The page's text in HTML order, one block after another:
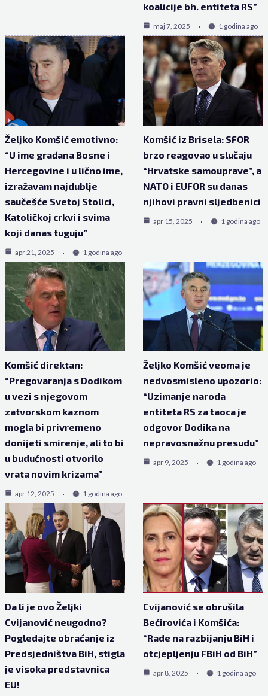
koalicije bh. entiteta RS”
maj 7, 2025 1 godina ago
Željko Komšić emotivno:
“U ime građana Bosne i
Hercegovine i u lično ime,
izražavam najdublje
saučešće Svetoj Stolici,
Katoličkoj crkvi i svima
koji danas tuguju”
apr 21, 2025 1 godina ago
Komšić iz Brisela: SFOR
brzo reagovao u slučaju
“Hrvatske samouprave”, a
NATO i EUFOR su danas
njihovi pravni sljedbenici
apr 15, 2025 1 godina ago
Komšić direktan:
“Pregovaranja s Dodikom
u vezi s njegovom
zatvorskom kaznom
mogla bi privremeno
donijeti smirenje, ali to bi
u budućnosti otvorilo
vrata novim krizama”
apr 12, 2025 1 godina ago
Željko Komšić veoma je
nedvosmisleno upozorio:
“Uzimanje naroda
entiteta RS za taoca je
odgovor Dodika na
nepravosnažnu presudu”
apr 9, 2025 1 godina ago
Da li je ovo Željki
Cvijanović neugodno?
Pogledajte obraćanje iz
Predsjedništva BiH, stigla
je visoka predstavnica
EU!
Cvijanović se obrušila
Bećirovića i Komšića:
“Rade na razbijanju BiH i
otcjepljenju FBiH od BiH”
apr 8, 2025 1 godina ago